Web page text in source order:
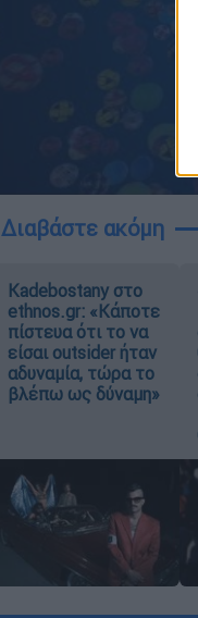
Διαβάστε ακόμη
Kadebostany στο
ethnos.gr: «Κάποτε
πίστευα ότι το να
είσαι outsider ήταν
αδυναμία, τώρα το
βλέπω ως δύναμη»